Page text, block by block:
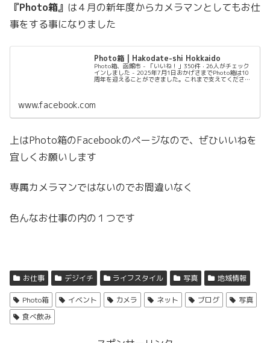
『Photo箱』 は４月の新年度からカメラマンとしてもお仕
事をする事になりました
Photo箱 | Hakodate-shi Hokkaido
Photo箱、函館市 - 「いいね！」350件 · 26人がチェック
インしました - 2025年7月1日おかげさまでPhoto箱は10
周年を迎えることができました。これまで支えてくださっ
www.facebook.com
上はPhoto箱のFacebookのページなので、ぜひいいねを
宜しくお願いします
専属カメラマンではないのでお間違いなく
色んなお仕事の内の１つです
お仕事 デジイチ ライフスタイル 写真 地域情報
Photo箱 イベント カメラ ネット ブログ
写真
食べ飲み